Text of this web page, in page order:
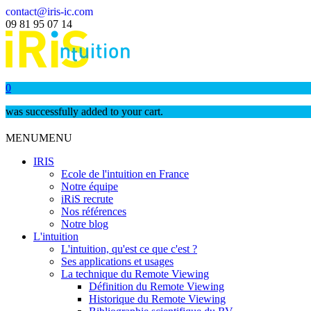
contact@iris-ic.com
09 81 95 07 14
0
was successfully added to your cart.
MENUMENU
IRIS
Ecole de l'intuition en France
Notre équipe
iRiS recrute
Nos références
Notre blog
L'intuition
L'intuition, qu'est ce que c'est ?
Ses applications et usages
La technique du Remote Viewing
Définition du Remote Viewing
Historique du Remote Viewing